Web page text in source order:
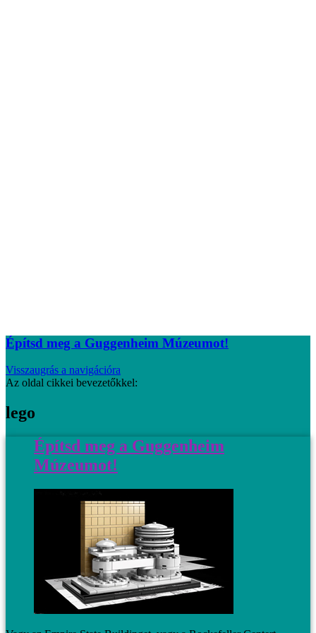
Építsd meg a Guggenheim Múzeumot!
Visszaugrás a navigációra
Az oldal cikkei bevezetőkkel:
lego
Építsd meg a Guggenheim
Múzeumot!